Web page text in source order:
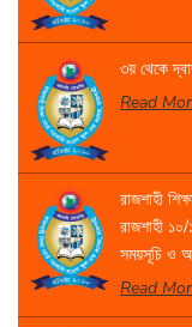
৩য় থেকে
Read
রাজশাহী
রাজশাহী
সময়সূচি ও
Read